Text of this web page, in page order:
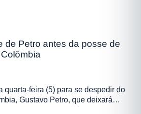
de Petro antes da posse de
quarta-feira (5) para se despedir do
Gustavo Petro, que deixará…